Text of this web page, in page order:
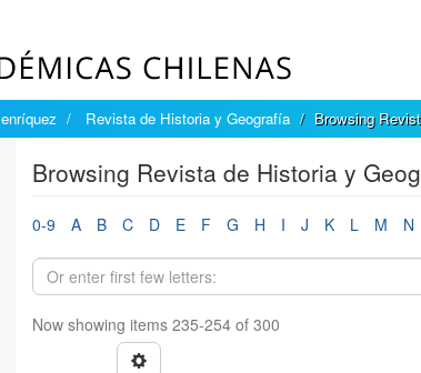
Revista de Historia y Geografía Browsing
Browsing Revista de Historia y
0-9 A B C D E F G H I J K L M N
Now showing items 235-254 of 300